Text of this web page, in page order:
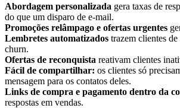
Abordagem personalizada gera taxas de
do que um disparo de e-mail.
Promoções relâmpago e ofertas urgentes
Lembretes automatizados trazem clientes
churn.
Ofertas de reconquista reativam clientes
Fácil de compartilhar: os clientes só
mensagem para os contatos deles.
Links de compra e pagamento dentro da
respostas em vendas.